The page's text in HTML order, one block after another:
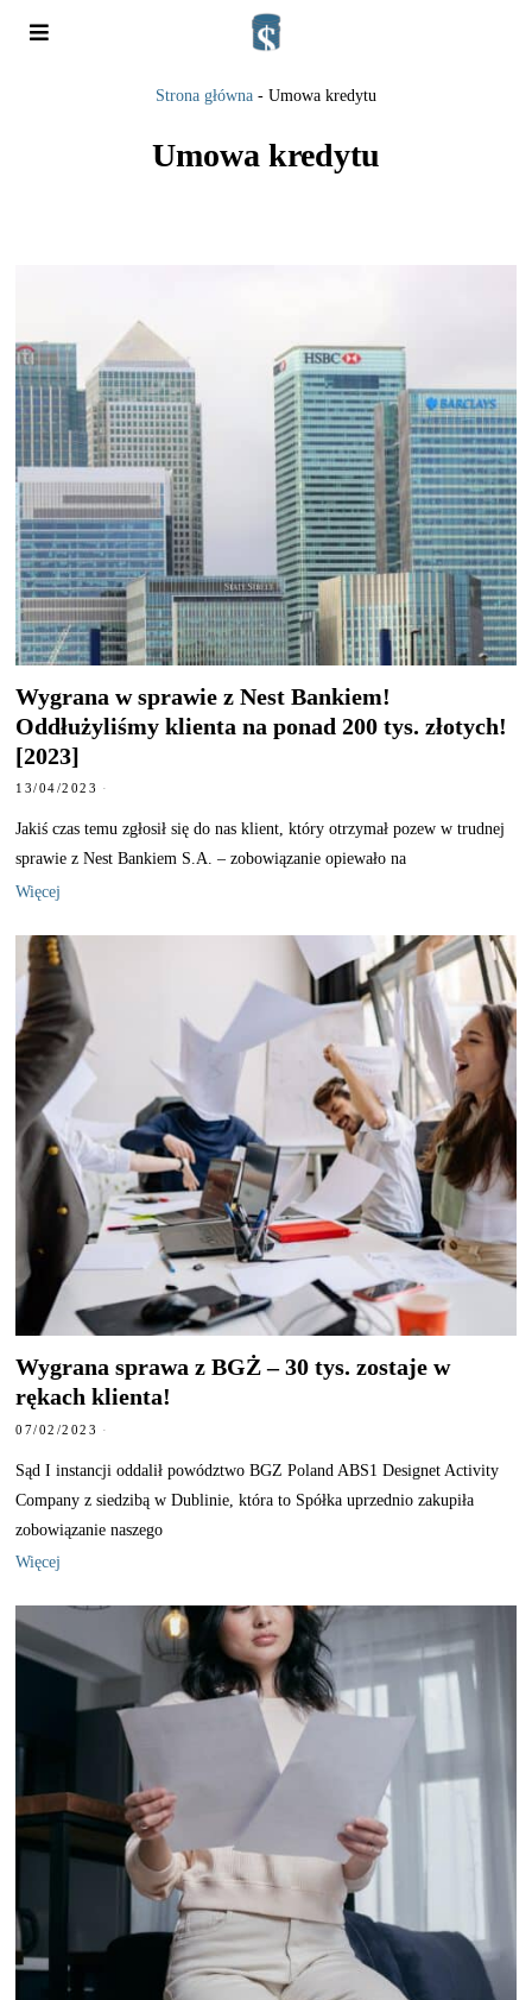
Strona główna- Umowa kredytu
Umowa kredytu
Wygrana w sprawie z Nest Bankiem!
Oddłużyliśmy klienta na ponad 200 tys. złotych!
[2023]
13/04/2023
Jakiś czas temu zgłosił się do nas klient, który otrzymał pozew w trudnej
sprawie z Nest Bankiem S.A. – zobowiązanie opiewało na
Więcej
Wygrana sprawa z BGŻ – 30 tys. zostaje w
rękach klienta!
07/02/2023
Sąd I instancji oddalił powództwo BGZ Poland ABS1 Designet Activity
Company z siedzibą w Dublinie, która to Spółka uprzednio zakupiła
zobowiązanie naszego
Więcej